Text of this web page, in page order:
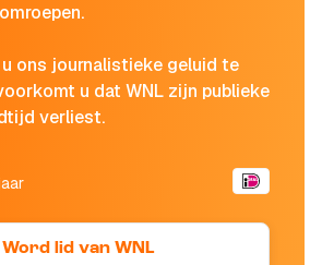
ons journalistieke geluid te
u dat WNL zijn publieke
verliest.
Word lid van WNL